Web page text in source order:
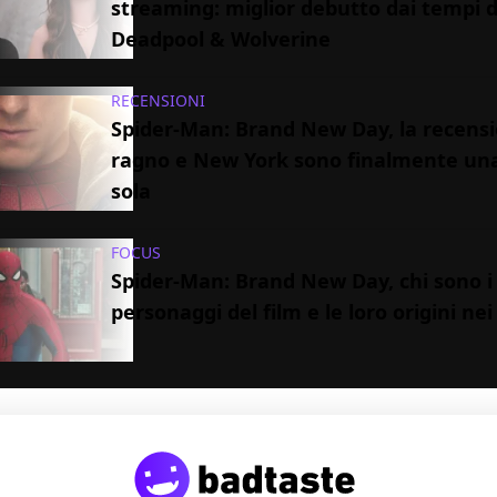
streaming: miglior debutto dai tempi di
Deadpool & Wolverine
RECENSIONI
Spider-Man: Brand New Day, la
ragno e New York sono finalmente una
sola
FOCUS
Spider-Man: Brand New Day, chi sono i
personaggi del film e le loro origini nei